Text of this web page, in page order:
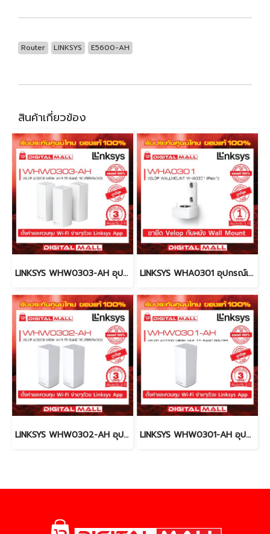
Router LINKSYS E5600-AH
สินค้าเกี่ยวข้อง
LINKSYS WHW0303-AH อุปกรณ์เชื่อมต่อสัญญาณ (Router) LINKSYS WHA0301 อุปกรณ์เชื่อมต่อสัญญาณ (Router)
LINKSYS WHW0302-AH อุปกรณ์เชื่อมต่อสัญญาณ (Router) LINKSYS WHW0301-AH อุปกรณ์เชื่อมต่อสัญญาณ (Router)